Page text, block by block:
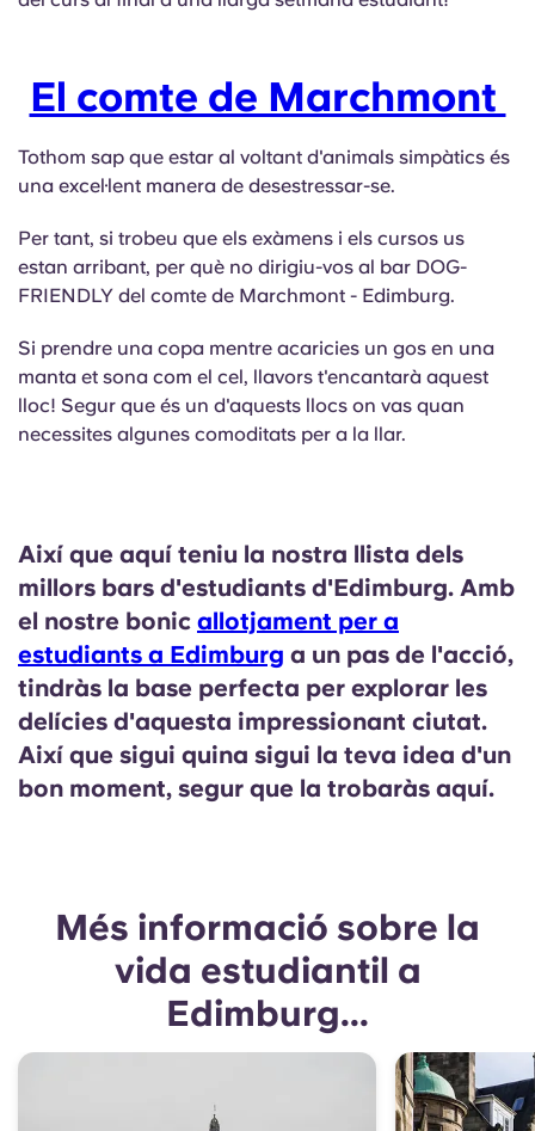
El comte de Marchmont
Tothom sap que estar al voltant d'animals simpàtics és
una excel·lent manera de desestressar-se.
Per tant, si trobeu que els exàmens i els cursos us
estan arribant, per què no dirigiu-vos al bar DOG-
FRIENDLY del comte de Marchmont - Edimburg.
Si prendre una copa mentre acaricies un gos en una
manta et sona com el cel, llavors t'encantarà aquest
lloc! Segur que és un d'aquests llocs on vas quan
necessites algunes comoditats per a la llar.
Així que aquí teniu la nostra llista dels
millors bars d'estudiants d'Edimburg. Amb
el nostre bonic allotjament per a
estudiants a Edimburg a un pas de l'acció,
tindràs la base perfecta per explorar les
delícies d'aquesta impressionant ciutat.
Així que sigui quina sigui la teva idea d'un
bon moment, segur que la trobaràs aquí.
Més informació sobre la
vida estudiantil a
Edimburg...